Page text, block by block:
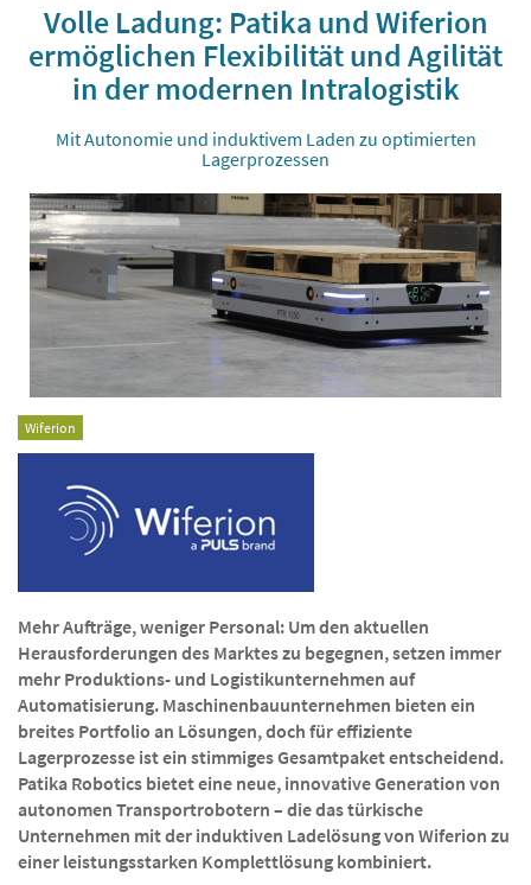
Volle Ladung: Patika und Wiferion
ermöglichen Flexibilität und Agilität
in der modernen Intralogistik
Mit Autonomie und induktivem Laden zu optimierten
Lagerprozessen
Wiferion
Mehr Aufträge, weniger Personal: Um den aktuellen
Herausforderungen des Marktes zu begegnen, setzen immer
mehr Produktions- und Logistikunternehmen auf
Automatisierung. Maschinenbauunternehmen bieten ein
breites Portfolio an Lösungen, doch für effiziente
Lagerprozesse ist ein stimmiges Gesamtpaket entscheidend.
Patika Robotics bietet eine neue, innovative Generation von
autonomen Transportrobotern – die das türkische
Unternehmen mit der induktiven Ladelösung von Wiferion zu
einer leistungsstarken Komplettlösung kombiniert.